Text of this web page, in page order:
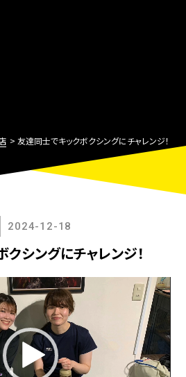
> 友達同士でキックボクシングにチャレンジ！
2024-12-18
シングにチャレンジ！